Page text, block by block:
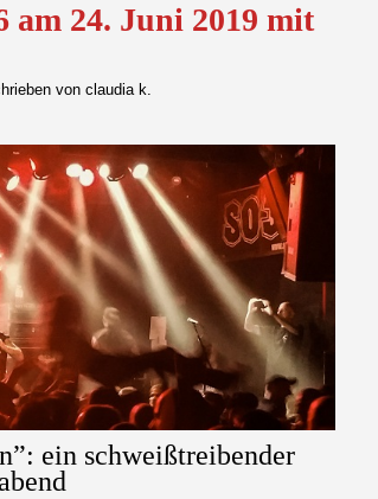
am 24. Juni 2019 mit
von claudia k.
ein schweißtreibender